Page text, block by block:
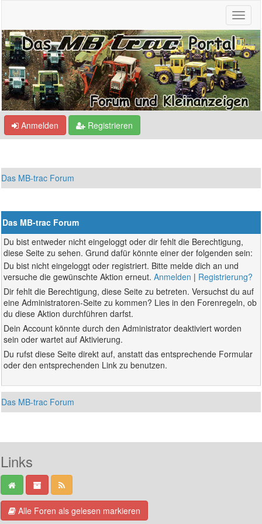
Anmelden Registrieren
Das MB-trac Forum
Das MB-trac Forum
Du bist entweder nicht eingeloggt oder dir fehlt die Berechtigung,
diese Seite zu sehen. Grund dafür könnte einer der folgenden sein:
Du bist nicht eingeloggt oder registriert. Bitte melde dich an und
versuche die gewünschte Aktion erneut.Anmelden | Registrierung?
Dir fehlt die Berechtigung, diese Seite zu betreten. Versuchst du auf
eine Administratoren-Seite zu kommen? Lies in den Forenregeln, ob
du diese Aktion durchführen darfst.
Dein Account könnte durch den Administrator deaktiviert worden
sein oder wartet auf Aktivierung.
Du rufst diese Seite direkt auf, anstatt das entsprechende Formular
oder den entsprechenden Link zu benutzen.
Das MB-trac Forum
Links
Alle Foren als gelesen markieren